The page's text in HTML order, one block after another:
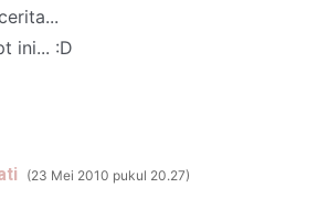
ini... :D
23 Mei 2010 pukul 20.27